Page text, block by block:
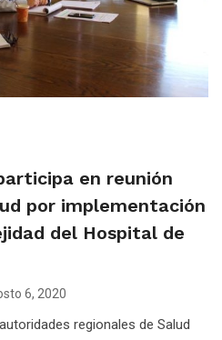
en reunión
por implementación
del Hospital de
6, 2020
regionales de Salud